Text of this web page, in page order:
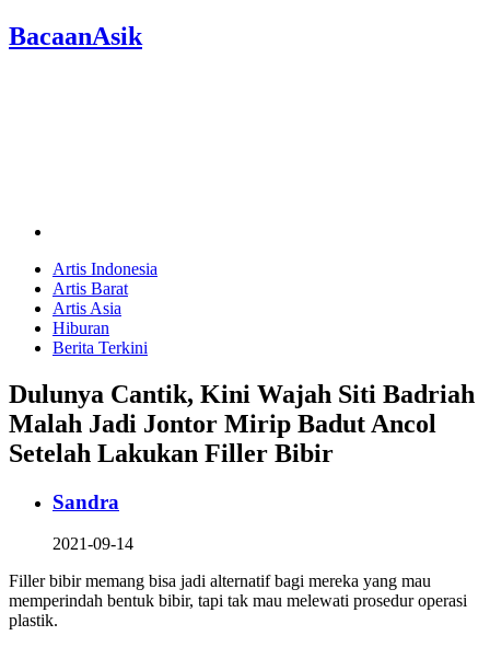
BacaanAsik
Artis Indonesia
Artis Barat
Artis Asia
Hiburan
Berita Terkini
Dulunya Cantik, Kini Wajah Siti Badriah
Malah Jadi Jontor Mirip Badut Ancol
Setelah Lakukan Filler Bibir
Sandra
2021-09-14
Filler bibir memang bisa jadi alternatif bagi mereka yang mau
memperindah bentuk bibir, tapi tak mau melewati prosedur operasi
plastik.